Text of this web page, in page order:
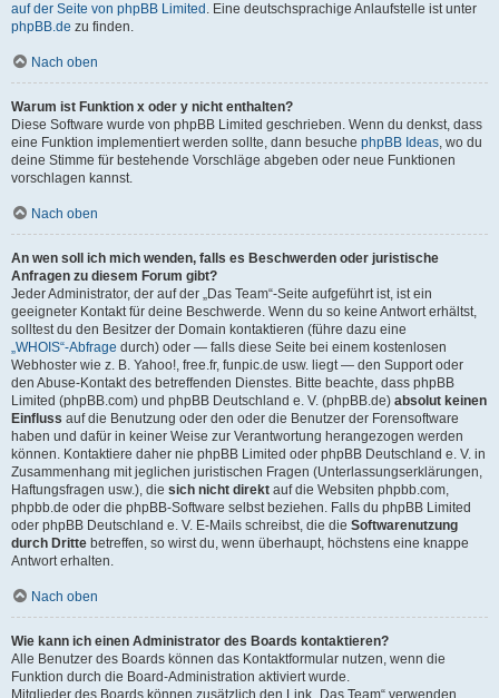
auf der Seite von phpBB Limited . Eine deutschsprachige Anlaufstelle ist unter
phpBB.de zu finden.
Nach oben
Warum ist Funktion x oder y nicht enthalten?
Diese Software wurde von phpBB Limited geschrieben. Wenn du denkst, dass
eine Funktion implementiert werden sollte, dann besuche phpBB Ideas, wo du
deine Stimme für bestehende Vorschläge abgeben oder neue Funktionen
vorschlagen kannst.
Nach oben
An wen soll ich mich wenden, falls es Beschwerden oder juristische
Anfragen zu diesem Forum gibt?
Jeder Administrator, der auf der „Das Team“-Seite aufgeführt ist, ist ein
geeigneter Kontakt für deine Beschwerde. Wenn du so keine Antwort erhältst,
solltest du den Besitzer der Domain kontaktieren (führe dazu eine
„WHOIS“-Abfrage durch) oder — falls diese Seite bei einem kostenlosen
Webhoster wie z. B. Yahoo!, free.fr, funpic.de usw. liegt — den Support oder
den Abuse-Kontakt des betreffenden Dienstes. Bitte beachte, dass phpBB
Limited (phpBB.com) und phpBB Deutschland e. V. (phpBB.de) absolut keinen
Einfluss auf die Benutzung oder den oder die Benutzer der Forensoftware
haben und dafür in keiner Weise zur Verantwortung herangezogen werden
können. Kontaktiere daher nie phpBB Limited oder phpBB Deutschland e. V. in
Zusammenhang mit jeglichen juristischen Fragen (Unterlassungserklärungen,
Haftungsfragen usw.), die sich nicht direkt auf die Websiten phpbb.com,
phpbb.de oder die phpBB-Software selbst beziehen. Falls du phpBB Limited
oder phpBB Deutschland e. V. E-Mails schreibst, die die Softwarenutzung
durch Dritte betreffen, so wirst du, wenn überhaupt, höchstens eine knappe
Antwort erhalten.
Nach oben
Wie kann ich einen Administrator des Boards kontaktieren?
Alle Benutzer des Boards können das Kontaktformular nutzen, wenn die
Funktion durch die Board-Administration aktiviert wurde.
Mitglieder des Boards können zusätzlich den Link „Das Team“ verwenden.